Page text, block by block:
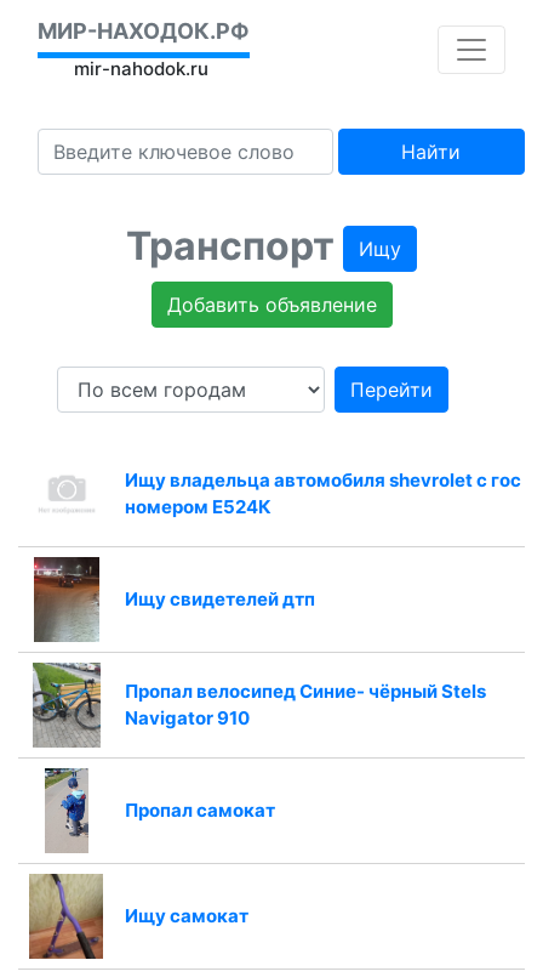
МИР-НАХОДОК.РФ
mir-nahodok.ru
Найти
Транспорт Ищу
Добавить объявление
Перейти
Ищу владельца автомобиля shevrolet с гос
номером Е524К
Ищу свидетелей дтп
Пропал велосипед Синие- чёрный Stels
Navigator 910
Пропал самокат
Ищу самокат